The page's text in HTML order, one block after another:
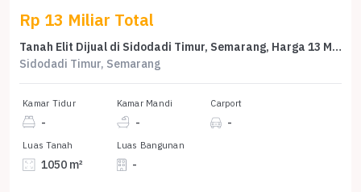
Rp 13 Miliar Total
Tanah Elit Dijual di Sidodadi Timur, Semarang, Harga 13 Miliar
Sidodadi Timur, Semarang
Kamar Tidur
-
Kamar Mandi
-
Carport
-
Luas Tanah
1050 m²
Luas Bangunan
-